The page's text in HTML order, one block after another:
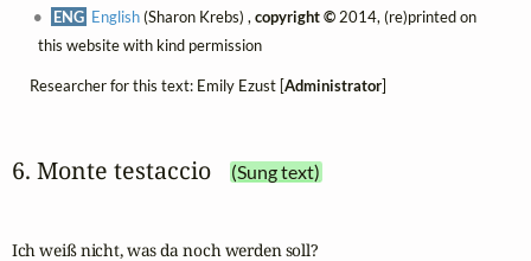
ENG English(Sharon Krebs) ,copyright © 2014, (re)printed on
this website with kind permission
Researcher for this text: Emily Ezust [Administrator]
6. Monte testaccio (Sung text)
Ich weiß nicht, was da noch werden soll?